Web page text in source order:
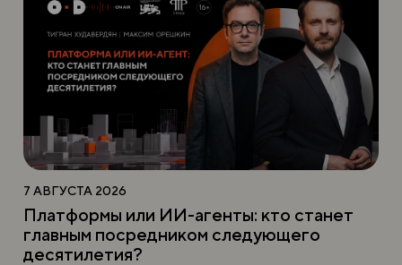
7 АВГУСТА 2026
Платформы или ИИ-агенты: кто станет
главным посредником следующего
десятилетия?